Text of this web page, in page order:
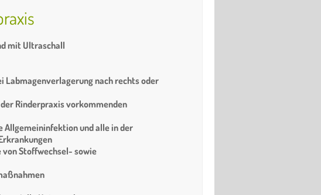
mit Ultraschall
Labmagenverlagerung nach rechts oder
Rinderpraxis vorkommenden
und alle in der
von Stoffwechsel- sowie